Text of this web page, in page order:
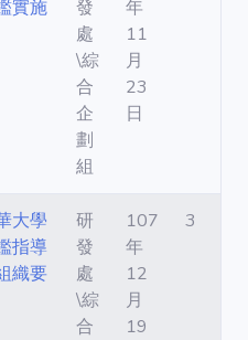
實施
發
處
\綜
合
企
劃
組
年
11
月
23
日
大學
指導
織要
研
發
處
\綜
合
107
年
12
月
19
3